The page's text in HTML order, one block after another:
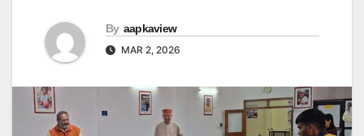
By aapkaview
MAR 2, 2026